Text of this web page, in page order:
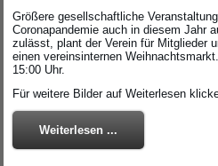
Größere gesellschaftliche
Coronapandemie auch in diesem Jahr
zulässt, plant der Verein für Mitglieder
einen vereinsinternen
15:00 Uhr.
Für weitere Bilder auf Weiterlesen
Weiterlesen ...